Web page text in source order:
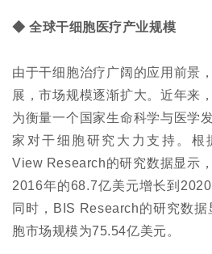
◆ 全球干细胞医疗产业规模
由于干细胞治疗广阔的应用前景
展，市场规模逐渐扩大。近年来
为衡量一个国家生命科学与医学
家对干细胞研究大力支持。根
View Research的研究数据显示
2016年的68.7亿美元增长到
同时，BIS Research的研究数
胞市场规模为75.54亿美元。